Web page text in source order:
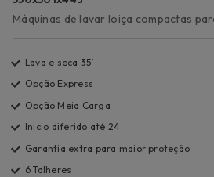
Máquinas de lavar loiça compactas
Lava e seca 35´
Opção Express
Opção Meia Carga
Inicio diferido até 24
Garantia extra para maior proteção
6 Talheres